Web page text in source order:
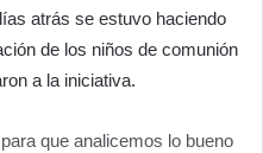
atrás se estuvo haciendo
de los niños de comunión
a la iniciativa.
que analicemos lo bueno